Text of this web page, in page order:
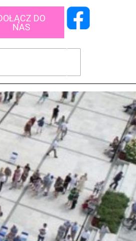
DO
NAS